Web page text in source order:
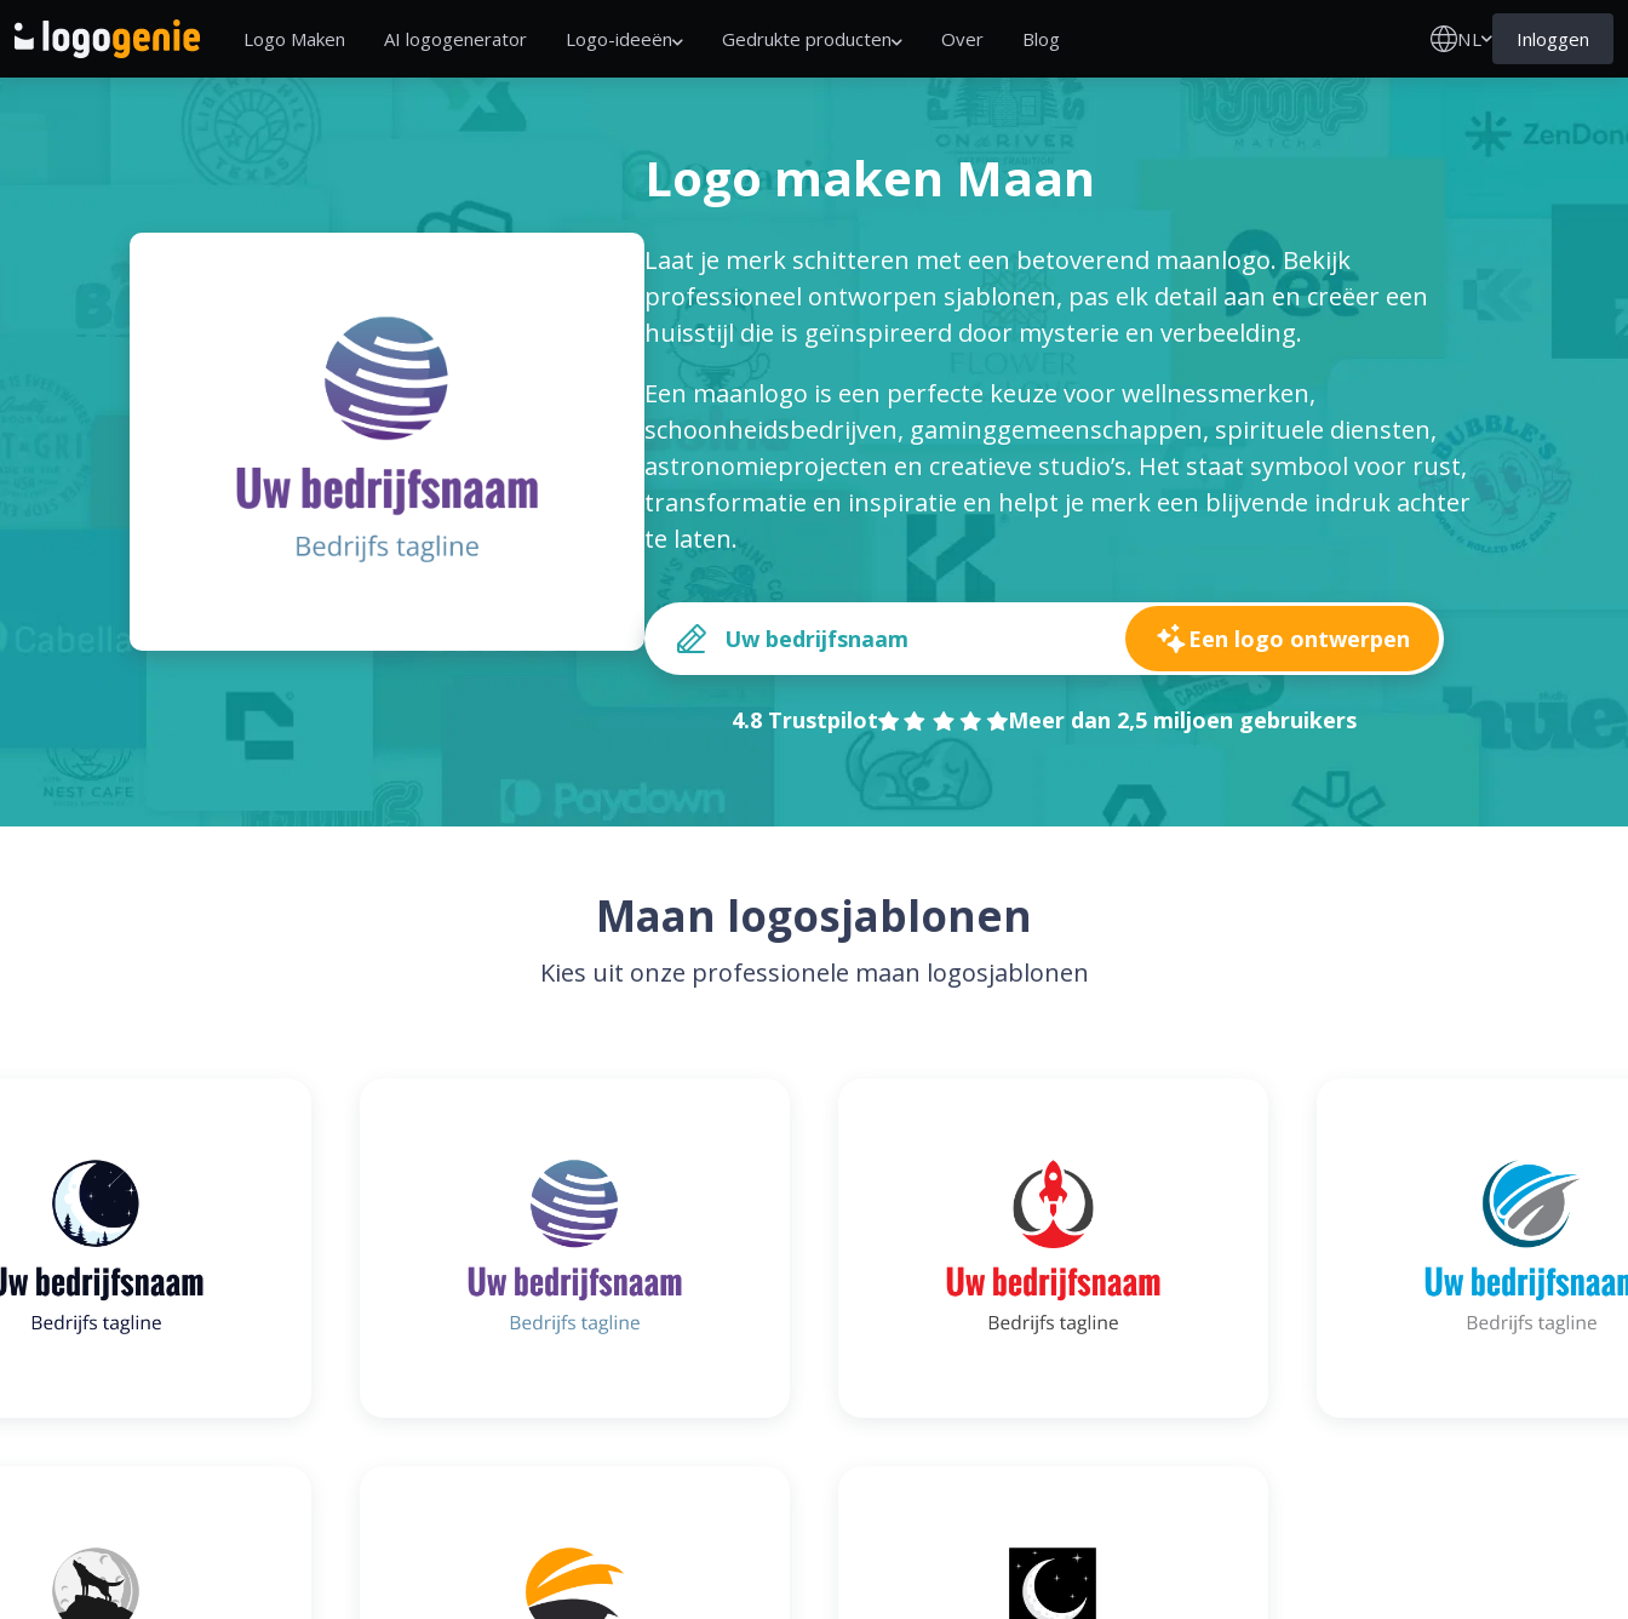
Logo Maken AI logogenerator Logo-ideeën Gedrukte producten Over Blog NL Inloggen
Logo maken Maan
Laat je merk schitteren met een betoverend maanlogo. Bekijk
professioneel ontworpen sjablonen, pas elk detail aan en creëer een
huisstijl die is geïnspireerd door mysterie en verbeelding.
Een maanlogo is een perfecte keuze voor wellnessmerken,
schoonheidsbedrijven, gaminggemeenschappen, spirituele diensten,
astronomieprojecten en creatieve studio’s. Het staat symbool voor rust,
transformatie en inspiratie en helpt je merk een blijvende indruk achter
te laten.
Een logo ontwerpen
4.8 Trustpilot Meer dan 2,5 miljoen gebruikers
Maan logosjablonen
Kies uit onze professionele maan logosjablonen